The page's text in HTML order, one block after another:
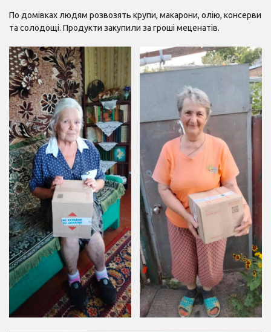
По домівках людям розвозять крупи, макарони, олію, консерви
та солодощі. Продукти закупили за гроші меценатів.